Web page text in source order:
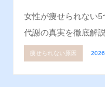
女性が痩せられない
代謝の真実を徹底解
痩せられない原因